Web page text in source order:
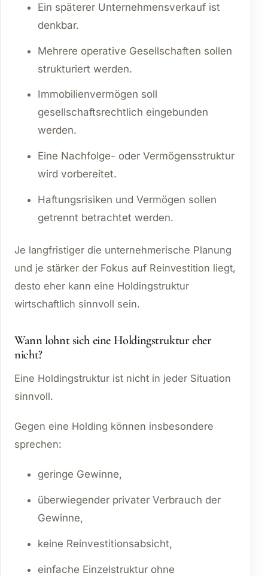
Ein späterer Unternehmensverkauf ist
denkbar.
Mehrere operative Gesellschaften sollen
strukturiert werden.
Immobilienvermögen soll
gesellschaftsrechtlich eingebunden
werden.
Eine Nachfolge- oder Vermögensstruktur
wird vorbereitet.
Haftungsrisiken und Vermögen sollen
getrennt betrachtet werden.
Je langfristiger die unternehmerische Planung
und je stärker der Fokus auf Reinvestition liegt,
desto eher kann eine Holdingstruktur
wirtschaftlich sinnvoll sein.
Wann lohnt sich eine Holdingstruktur eher
nicht?
Eine Holdingstruktur ist nicht in jeder Situation
sinnvoll.
Gegen eine Holding können insbesondere
sprechen:
geringe Gewinne,
überwiegender privater Verbrauch der
Gewinne,
keine Reinvestitionsabsicht,
einfache Einzelstruktur ohne